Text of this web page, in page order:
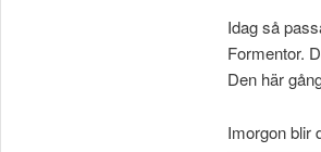
Idag så
Formentor.
Den här
Imorgon blir